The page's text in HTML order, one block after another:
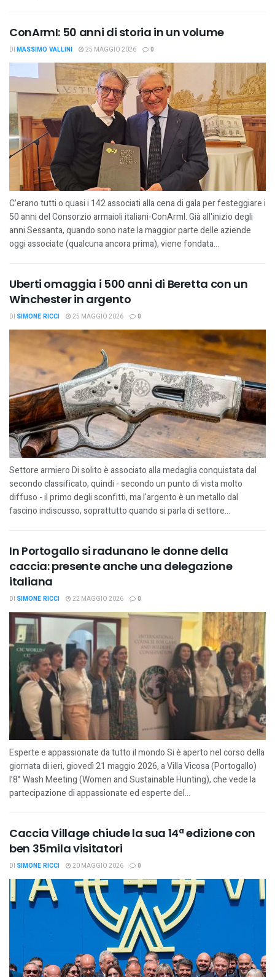
ConArmI: 50 anni di storia in un volume
DI MASSIMO VALLINI 25 MAGGIO 2026 0
C’erano tutti o quasi i 142 associati alla cena di gala per festeggiare i
50 anni del Consorzio armaioli italiani-ConArmI. Già all'inizio degli
anni Sessanta, quando sono nate la maggior parte delle aziende
oggi associate (qualcuna ancora prima), viene fondata...
Uberti omaggia i 500 anni di Beretta con un
Winchester in argento
DI SIMONE RICCI 25 MAGGIO 2026 0
Settore armiero Di solito è associato alla medaglia conquistata dal
secondo classificato, quindi - secondo un punto di vista molto
diffuso - il primo degli sconfitti, ma l'argento è un metallo dal
fascino indiscusso, soprattutto quando si parla di settore...
In Portogallo si radunano le donne della
caccia: presente anche una delegazione
italiana
DI SIMONE RICCI 22 MAGGIO 2026 0
Esperte e appassionate da tutto il mondo Si è aperto nel corso della
giornata di ieri, giovedì 21 maggio 2026, a Villa Vicosa (Portogallo)
l’8° Wash Meeting (Women and Sustainable Hunting), che vede la
partecipazione di appassionate ed esperte del...
Caccia Village chiude la sua 14ª edizione con
ben 35mila visitatori
DI SIMONE RICCI 20 MAGGIO 2026 0